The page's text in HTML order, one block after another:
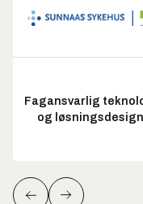
Fagansvarlig
og løsningsdesign